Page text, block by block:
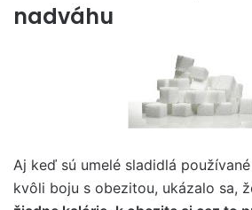
nadváhu
Aj keď sú umelé sladidlá
kvôli boju s obezitou, ukázalo sa,